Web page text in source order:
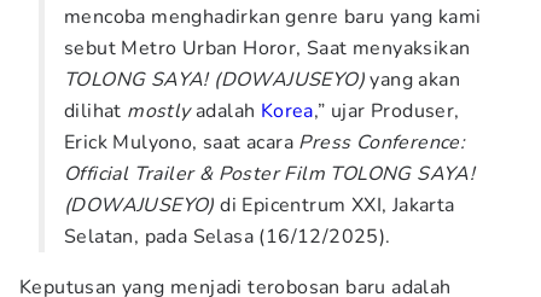
mencoba menghadirkan genre baru yang kami
sebut Metro Urban Horor, Saat menyaksikan
TOLONG SAYA! (DOWAJUSEYO)yang akan
dilihat mostlyadalah Korea,” ujar Produser,
Erick Mulyono, saat acara Press Conference:
Official Trailer & Poster Film TOLONG SAYA!
(DOWAJUSEYO)di Epicentrum XXI, Jakarta
Selatan, pada Selasa (16/12/2025).
Keputusan yang menjadi terobosan baru adalah